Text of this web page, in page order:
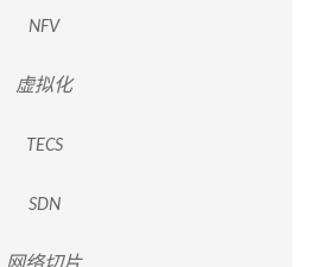
NFV
虚拟化
TECS
SDN